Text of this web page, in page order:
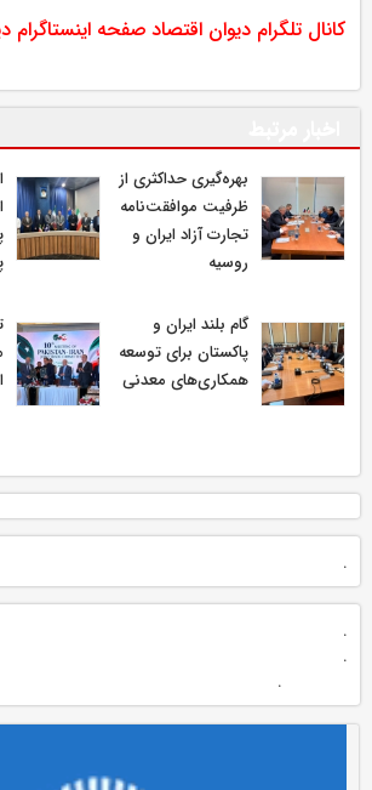
کانال تلگرام دیوان اقتصادصفحه اینستاگرام
بهره‌گیری حداکثری از
ظرفیت موافقت‌نامه
تجارت آزاد ایران و
روسیه
گام بلند ایران و
پاکستان برای توسعه
همکاری‌های معدنی
.
.
.
.